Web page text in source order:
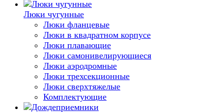
Люки чугунные
Люки фланцевые
Люки в квадратном корпусе
Люки плавающие
Люки самонивелирующиеся
Люки аэродромные
Люки трехсекционные
Люки сверхтяжелые
Комплектующие